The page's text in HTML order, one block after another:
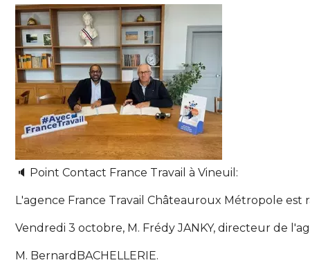
🔈️ Point Contact France Travail à Vineuil:
L'agence France Travail Châteauroux Métropole
Vendredi 3 octobre, M. Frédy JANKY, directeur de
M. BernardBACHELLERIE.